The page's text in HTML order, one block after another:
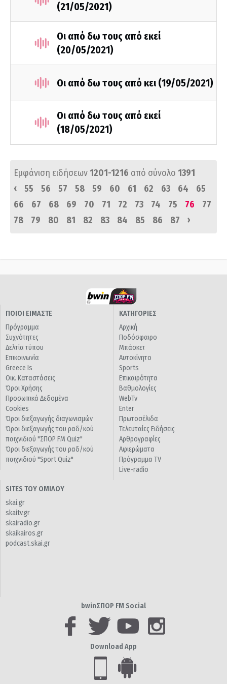
(21/05/2021)
Οι από δω τους από εκεί
(20/05/2021)
Οι από δω τους από κει (19/05/2021)
Οι από δω τους από εκεί
(18/05/2021)
Εμφάνιση ειδήσεων1201-1216 από σύνολο 1391
‹
55 56 57 58 59 60 61 62 63 64
65
66
67 68 69 70 71 72 73 74 75 76
77
78
79 80 81 82 83 84 85 86 87 ›
ΠΟΙΟΙ ΕΙΜΑΣΤΕ
Πρόγραμμα
Συχνότητες
Δελτία τύπου
Επικοινωνία
Greece Is
Οικ. Καταστάσεις
Όροι Χρήσης
Προσωπικά Δεδομένα
Cookies
Όροι διεξαγωγής διαγωνισμών
Όροι διεξαγωγής του ραδ/κού
παιχνιδιού "ΣΠΟΡ FM Quiz"
Όροι διεξαγωγής του ραδ/κού
παιχνιδιού "Sport Quiz"
ΚΑΤΗΓΟΡΙΕΣ
Αρχική
Ποδόσφαιρο
Μπάσκετ
Αυτοκίνητο
Sports
Επικαιρότητα
Βαθμολογίες
WebTv
Enter
Πρωτοσέλιδα
Τελευταίες Ειδήσεις
Αρθρογραφίες
Αφιερώματα
Πρόγραμμα TV
Live-radio
SITES ΤΟΥ ΟΜΙΛΟΥ
skai.gr
skaitv.gr
skairadio.gr
skaikairos.gr
podcast.skai.gr
bwinΣΠΟΡ FM Social
Download App